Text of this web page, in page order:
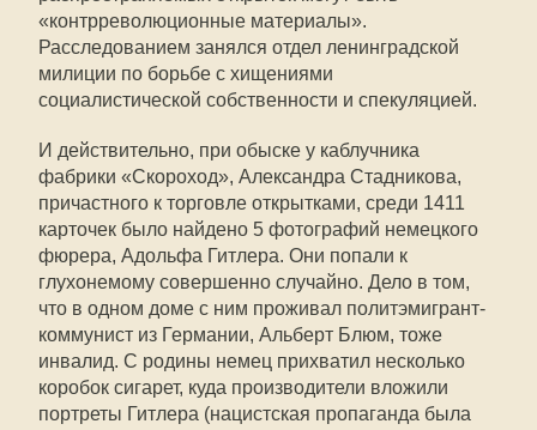
«контрреволюционные материалы».
Расследованием занялся отдел ленинградской
милиции по борьбе с хищениями
социалистической собственности и спекуляцией.
И действительно, при обыске у каблучника
фабрики «Скороход», Александра Стадникова,
причастного к торговле открытками, среди 1411
карточек было найдено 5 фотографий немецкого
фюрера, Адольфа Гитлера. Они попали к
глухонемому совершенно случайно. Дело в том,
что в одном доме с ним проживал политэмигрант-
коммунист из Германии, Альберт Блюм, тоже
инвалид. С родины немец прихватил несколько
коробок сигарет, куда производители вложили
портреты Гитлера (нацистская пропаганда была